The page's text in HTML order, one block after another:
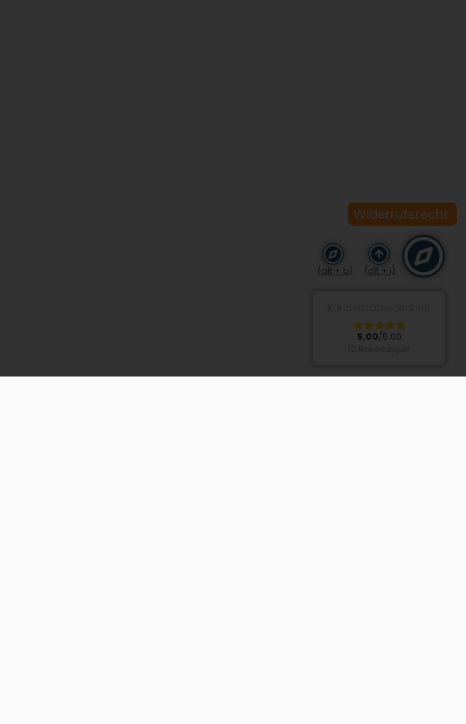
(alt + b) (alt + i)
Widerrufsrecht
5.00/5.00